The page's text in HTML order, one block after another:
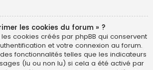
les cookies du forum » ?
cookies créés par phpBB qui conservent
et votre connexion au forum.
fonctionnalités telles que les indicateurs
(lu ou non lu) si cela a été activé par